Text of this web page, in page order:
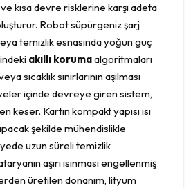
ve kısa devre risklerine karşı adeta
Robot süpürgeniz şarj
temizlik esnasında yoğun güç
akıllı korumaalgoritmaları
sıcaklık sınırlarının aşılması
içinde devreye giren sistem,
keser. Kartın kompakt yapısı ısı
şekilde mühendislikle
uzun süreli temizlik
aşırı ısınması engellenmiş
üretilen donanım, lityum